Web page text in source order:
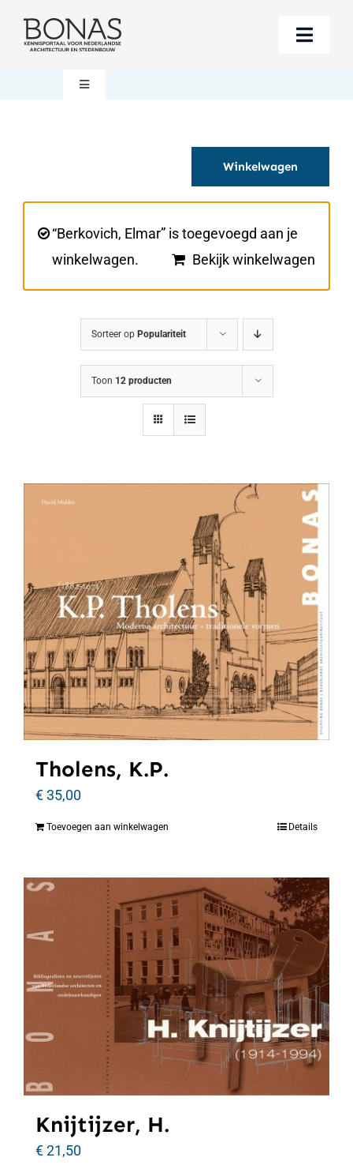
naar
Toggle
Berichten
Steun BONAS
Toggle
Winkelwagen
Winkelwagen
“Berkovich, Elmar” is toegevoegd aan je
winkelwagen.
Bekijk winkelwagen
Sorteer op Populariteit
Toon 12 producten
Tholens, K.P.
€35,00
Toevoegen aan winkelwagen Details
Knijtijzer, H.
€21,50